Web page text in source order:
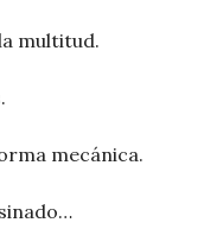
multitud.
mecánica.